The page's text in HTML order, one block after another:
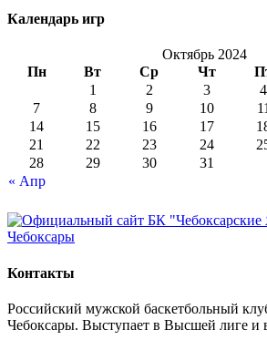
Календарь игр
Октябрь 2024
Пн
Вт Ср Чт
« Апр
1 2 3 4
7
8 9 10
14
15 16 17
21
22 23 24
28
29 30 31
Контакты
Российский мужской баскетбольный
Чебоксары. Выступает в Высшей лиге и